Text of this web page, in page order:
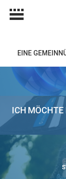
EINE
ICH MÖCHTE